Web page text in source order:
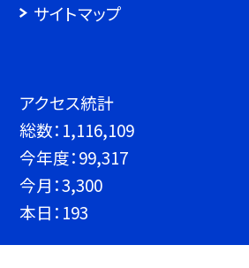
サイトマップ
アクセス統計
総数： 1,116,109
今年度：99,317
今月：3,300
本日： 193